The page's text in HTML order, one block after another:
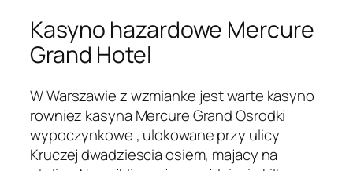
Kasyno hazardowe Mercure
Grand Hotel
W Warszawie z wzmianke jest warte kasyno
rowniez kasyna Mercure Grand Osrodki
wypoczynkowe , ulokowane przy ulicy
Kruczej dwadziescia osiem, majacy na